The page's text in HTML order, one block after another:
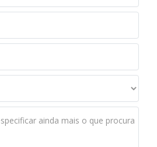
ainda mais o que procura